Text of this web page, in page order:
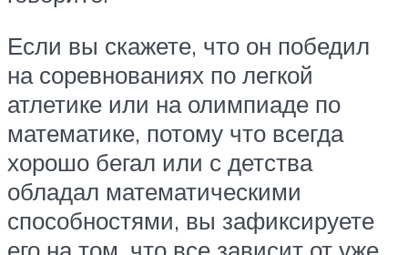
Если вы скажете, что он победил
на соревнованиях по легкой
атлетике или на олимпиаде по
математике, потому что всегда
хорошо бегал или с детства
обладал математическими
способностями, вы зафиксируете